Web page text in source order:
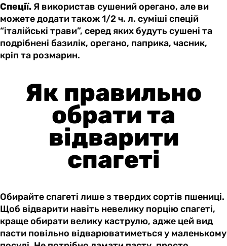
Спеції. Я використав сушений орегано, але ви
можете додати також 1/2 ч. л. суміші спецій
“італійські трави”, серед яких будуть сушені та
подрібнені базилік, орегано, паприка, часник,
кріп та розмарин.
Як правильно
обрати та
відварити
спагеті
Обирайте спагеті лише з твердих сортів пшениці.
Щоб відварити навіть невелику порцію спагеті,
краще обирати велику каструлю, адже цей вид
пасти повільно відварюватиметься у маленькому